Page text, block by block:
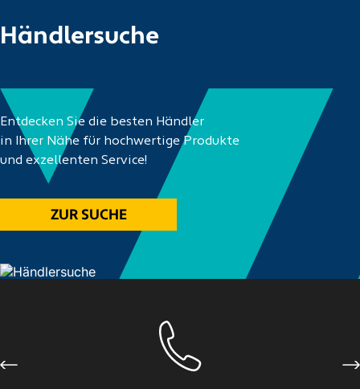
Händlersuche
Entdecken Sie die besten Händler
in Ihrer Nähe für hochwertige Produkte
und exzellenten Service!
ZUR SUCHE
Previous